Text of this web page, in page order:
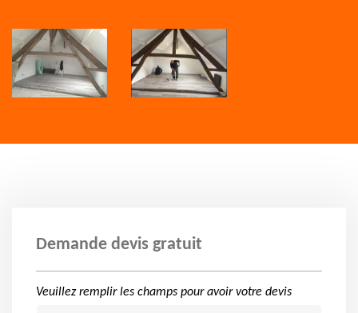
Demande devis gratuit
Veuillez remplir les champs pour avoir votre devis